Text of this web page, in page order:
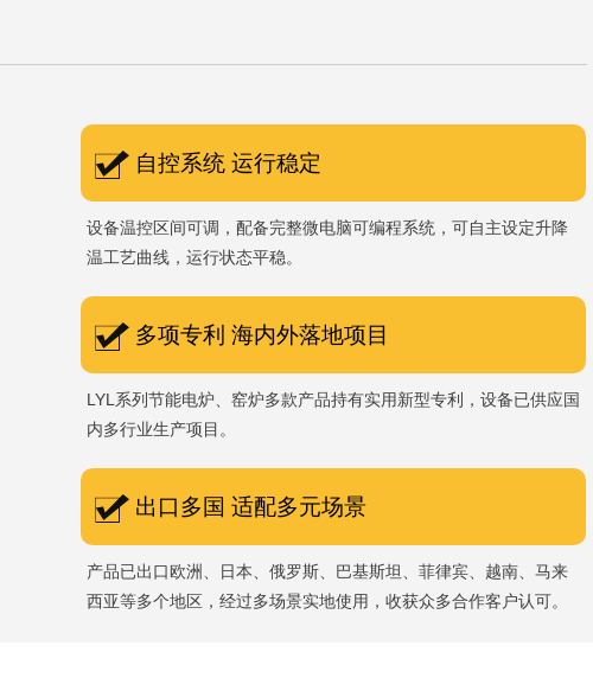
自控系统 运行稳定
设备温控区间可调，配备完整微电脑可编程系统，可自主设定升降
温工艺曲线，运行状态平稳。
多项专利 海内外落地项目
LYL系列节能电炉、窑炉多款产品持有实用新型专利，设备已供应国
内多行业生产项目。
出口多国 适配多元场景
产品已出口欧洲、日本、俄罗斯、巴基斯坦、菲律宾、越南、马来
西亚等多个地区，经过多场景实地使用，收获众多合作客户认可。